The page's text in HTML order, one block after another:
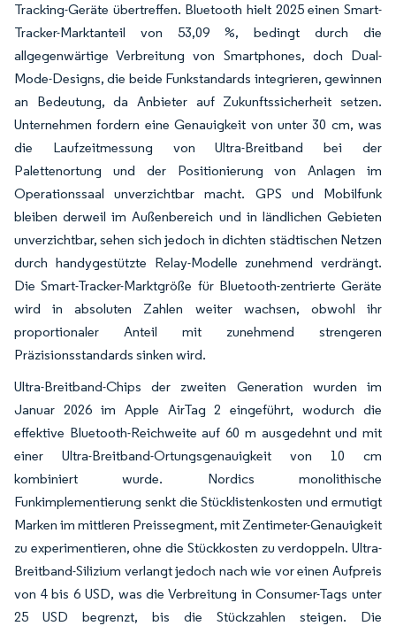
Tracking-Geräte übertreffen. Bluetooth hielt 2025 einen Smart-
Tracker-Marktanteil von 53,09 %, bedingt durch die
allgegenwärtige Verbreitung von Smartphones, doch Dual-
Mode-Designs, die beide Funkstandards integrieren, gewinnen
an Bedeutung, da Anbieter auf Zukunftssicherheit setzen.
Unternehmen fordern eine Genauigkeit von unter 30 cm, was
die Laufzeitmessung von Ultra-Breitband bei der
Palettenortung und der Positionierung von Anlagen im
Operationssaal unverzichtbar macht. GPS und Mobilfunk
bleiben derweil im Außenbereich und in ländlichen Gebieten
unverzichtbar, sehen sich jedoch in dichten städtischen Netzen
durch handygestützte Relay-Modelle zunehmend verdrängt.
Die Smart-Tracker-Marktgröße für Bluetooth-zentrierte Geräte
wird in absoluten Zahlen weiter wachsen, obwohl ihr
proportionaler Anteil mit zunehmend strengeren
Präzisionsstandards sinken wird.
Ultra-Breitband-Chips der zweiten Generation wurden im
Januar 2026 im Apple AirTag 2 eingeführt, wodurch die
effektive Bluetooth-Reichweite auf 60 m ausgedehnt und mit
einer Ultra-Breitband-Ortungsgenauigkeit von 10 cm
kombiniert wurde. Nordics monolithische
Funkimplementierung senkt die Stücklistenkosten und ermutigt
Marken im mittleren Preissegment, mit Zentimeter-Genauigkeit
zu experimentieren, ohne die Stückkosten zu verdoppeln. Ultra-
Breitband-Silizium verlangt jedoch nach wie vor einen Aufpreis
von 4 bis 6 USD, was die Verbreitung in Consumer-Tags unter
25 USD begrenzt, bis die Stückzahlen steigen. Die